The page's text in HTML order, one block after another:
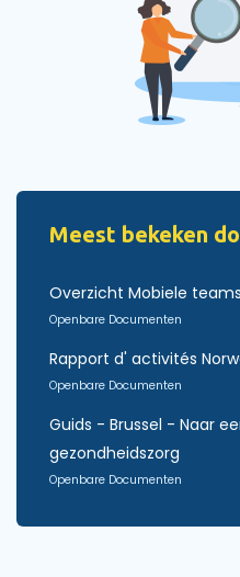
Meest bekeken
Overzicht Mobiele
Openbare Documenten
Rapport d' activités
Openbare Documenten
Guids - Brussel - Naar
gezondheidszorg
Openbare Documenten